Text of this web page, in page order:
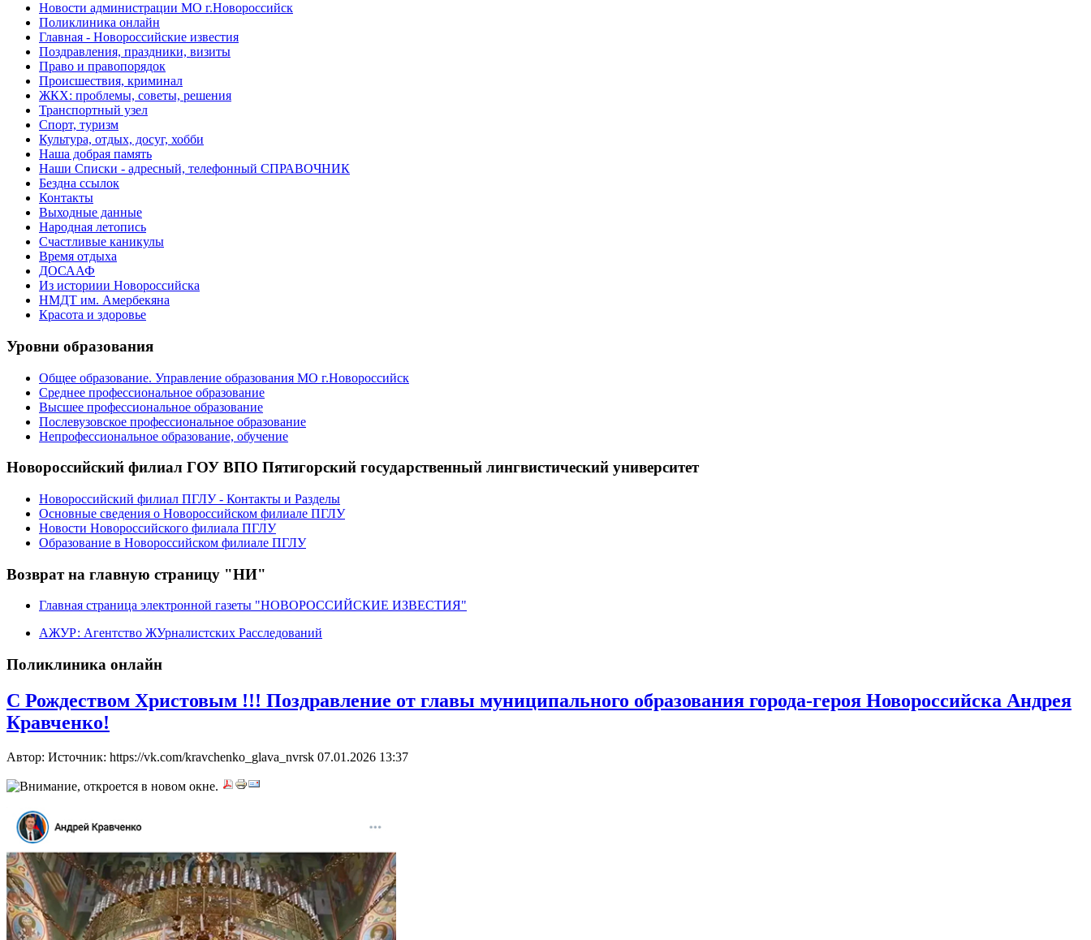
Новости администрации МО г.Новороссийск
Поликлиника онлайн
Главная - Новороссийские известия
Поздравления, праздники, визиты
Право и правопорядок
Происшествия, криминал
ЖКХ: проблемы, советы, решения
Транспортный узел
Спорт, туризм
Культура, отдых, досуг, хобби
Наша добрая память
Наши Списки - адресный, телефонный СПРАВОЧНИК
Бездна ссылок
Контакты
Выходные данные
Народная летопись
Счастливые каникулы
Время отдыха
ДОСААФ
Из историии Новороссийска
НМДТ им. Амербекяна
Красота и здоровье
Уровни образования
Общее образование. Управление образования МО г.Новороссийск
Среднее профессиональное образование
Высшее профессиональное образование
Послевузовское профессиональное образование
Непрофессиональное образование, обучение
Новороссийский филиал ГОУ ВПО Пятигорский государственный лингвистический университет
Новороссийский филиал ПГЛУ - Контакты и Разделы
Основные сведения о Новороссийском филиале ПГЛУ
Новости Новороссийского филиала ПГЛУ
Образование в Новороссийском филиале ПГЛУ
Возврат на главную страницу "НИ"
Главная страница электронной газеты "НОВОРОССИЙСКИЕ ИЗВЕСТИЯ"
АЖУР: Агентство ЖУрналистских Расследований
Поликлиника онлайн
С Рождеством Христовым !!! Поздравление от главы муниципального образования города-героя Новороссийска Андрея
Кравченко!
Автор: Источник: https://vk.com/kravchenko_glava_nvrsk 07.01.2026 13:37